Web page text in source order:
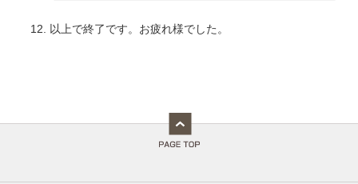
以上で終了です。お疲れ様でした。